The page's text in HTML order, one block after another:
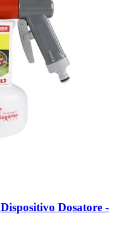
Dispositivo Dosatore -​